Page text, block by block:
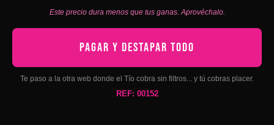
Este precio dura menos que tus ganas. Aprovéchalo.
PAGAR Y DESTAPAR TODO
Te paso a la otra web donde el Tío cobra sin filtros... y tú cobras placer.
REF: 00152